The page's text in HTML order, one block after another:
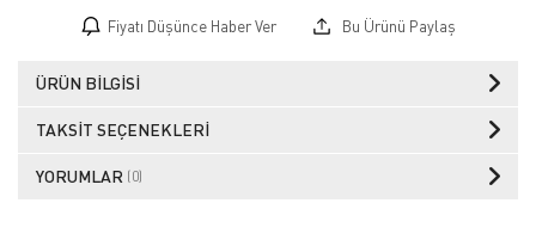
Fiyatı Düşünce Haber Ver Bu Ürünü Paylaş
ÜRÜN BILGISI
TAKSIT SEÇENEKLERI
YORUMLAR (0)